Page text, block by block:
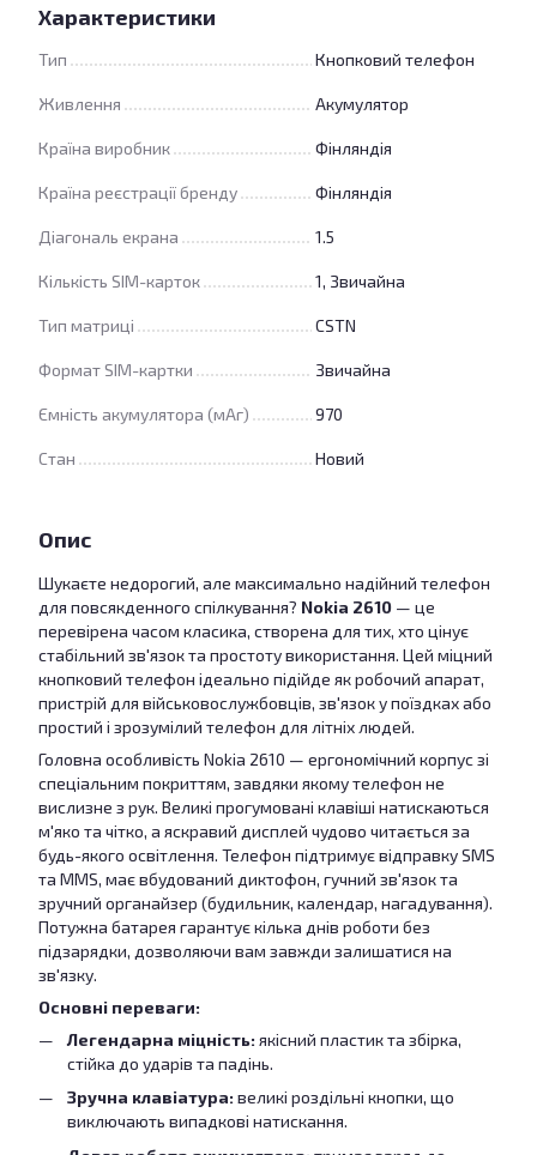
Характеристики
Тип Кнопковий телефон
Живлення Акумулятор
Країна виробник Фінляндія
Країна реєстрації бренду Фінляндія
Діагональ екрана 1.5
Кількість SIM-карток 1, Звичайна
Тип матриці CSTN
Формат SIM-картки Звичайна
Ємність акумулятора (мАг) 970
Стан Новий
Опис
Шукаєте недорогий, але максимально надійний телефон
для повсякденного спілкування? Nokia 2610 — це
перевірена часом класика, створена для тих, хто цінує
стабільний зв'язок та простоту використання. Цей міцний
кнопковий телефон ідеально підійде як робочий апарат,
пристрій для військовослужбовців, зв'язок у поїздках або
простий і зрозумілий телефон для літніх людей.
Головна особливість Nokia 2610 — ергономічний корпус зі
спеціальним покриттям, завдяки якому телефон не
вислизне з рук. Великі прогумовані клавіші натискаються
м'яко та чітко, а яскравий дисплей чудово читається за
будь-якого освітлення. Телефон підтримує відправку SMS
та MMS, має вбудований диктофон, гучний зв'язок та
зручний органайзер (будильник, календар, нагадування).
Потужна батарея гарантує кілька днів роботи без
підзарядки, дозволяючи вам завжди залишатися на
зв'язку.
Основні переваги:
Легендарна міцність: якісний пластик та збірка,
стійка до ударів та падінь.
Зручна клавіатура: великі роздільні кнопки, що
виключають випадкові натискання.